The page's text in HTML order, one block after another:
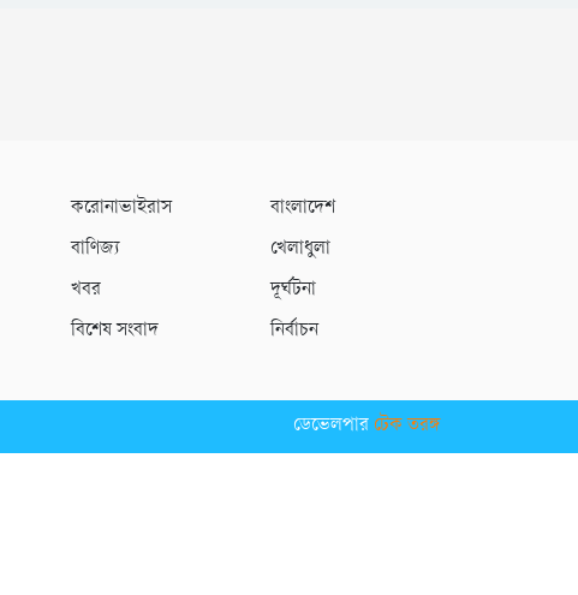
করোনাভাইরাস
বাংলাদেশ
বাণিজ্য
খেলাধুলা
খবর
দূর্ঘটনা
বিশেষ সংবাদ নির্বাচন
ডেভেলপার টেক তরঙ্গ